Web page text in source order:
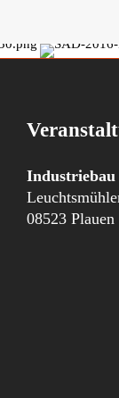
Industriebau
08523 Plauen